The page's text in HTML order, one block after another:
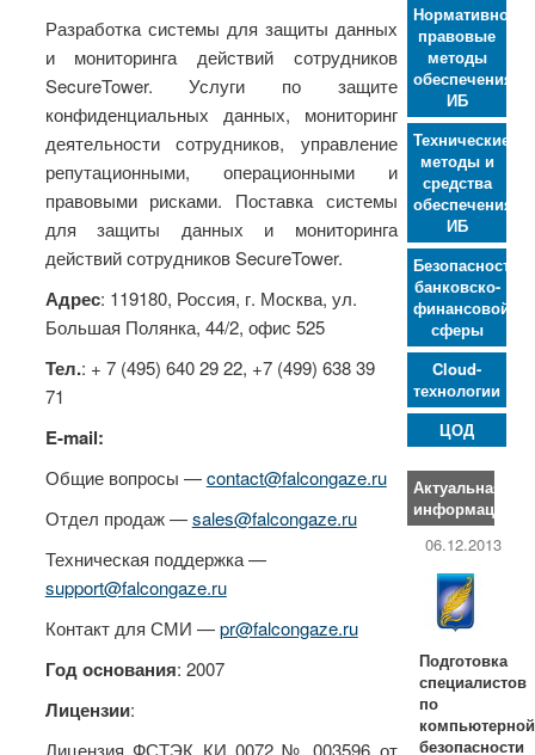
Разработка системы для защиты данных
и мониторинга действий сотрудников
SecureTower. Услуги по защите
конфиденциальных данных, мониторинг
деятельности сотрудников, управление
репутационными, операционными и
правовыми рисками. Поставка системы
для защиты данных и мониторинга
действий сотрудников SecureTower.
Адрес: 119180, Россия, г. Москва, ул.
Большая Полянка, 44/2, офис 525
Тел.: + 7 (495) 640 29 22, +7 (499) 638 39
71
E-mail:
Общие вопросы —contact@falcongaze.ru
Отдел продаж —sales@falcongaze.ru
Техническая поддержка —
support@falcongaze.ru
Контакт для СМИ —pr@falcongaze.ru
Год основания: 2007
Лицензии:
Лицензия ФСТЭК КИ 0072 № 003596 от
Нормативно-
правовые
методы
обеспечения
ИБ
Технические
методы и
средства
обеспечения
ИБ
Безопасность
банковско-
финансовой
сферы
Cloud-
технологии
ЦОД
Актуальная
информация
06.12.2013
Подготовка
специалистов
по
компьютерной
безопасности